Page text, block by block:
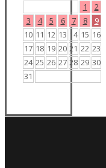
1
2
3
4 5 6 7 8
9
10 11 12 13 14 15 16
17 18 19 20 21 22 23
24 25 26 27 28 29 30
31